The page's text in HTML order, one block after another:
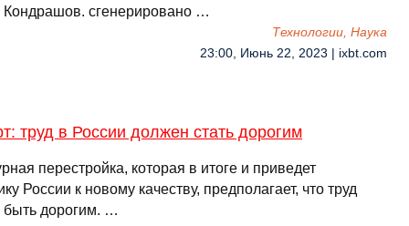
сгенерировано …
Технологии, Наука
23:00, Июнь 22, 2023 | ixbt.com
труд в России должен стать дорогим
перестройка, которая в итоге и приведет
России к новому качеству, предполагает, что труд
дорогим. …